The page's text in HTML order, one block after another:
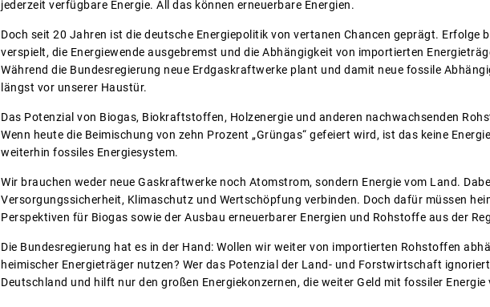
jederzeit verfügbare Energie. All das können erneuerbare Energien.
Doch seit 20 Jahren ist die deutsche Energiepolitik von vertanen Chancen geprägt. Erfolge
verspielt, die Energiewende ausgebremst und die Abhängigkeit von importierten
Während die Bundesregierung neue Erdgaskraftwerke plant und damit neue fossile
längst vor unserer Haustür.
Das Potenzial von Biogas, Biokraftstoffen, Holzenergie und anderen nachwachsenden
Wenn heute die Beimischung von zehn Prozent „Grüngas“ gefeiert wird, ist das keine
weiterhin fossiles Energiesystem.
Wir brauchen weder neue Gaskraftwerke noch Atomstrom, sondern Energie vom Land.
Versorgungssicherheit, Klimaschutz und Wertschöpfung verbinden. Doch dafür müssen
Perspektiven für Biogas sowie der Ausbau erneuerbarer Energien und Rohstoffe aus der
Die Bundesregierung hat es in der Hand: Wollen wir weiter von importierten Rohstoffen
heimischer Energieträger nutzen? Wer das Potenzial der Land- und Forstwirtschaft
Deutschland und hilft nur den großen Energiekonzernen, die weiter Geld mit fossiler Energie